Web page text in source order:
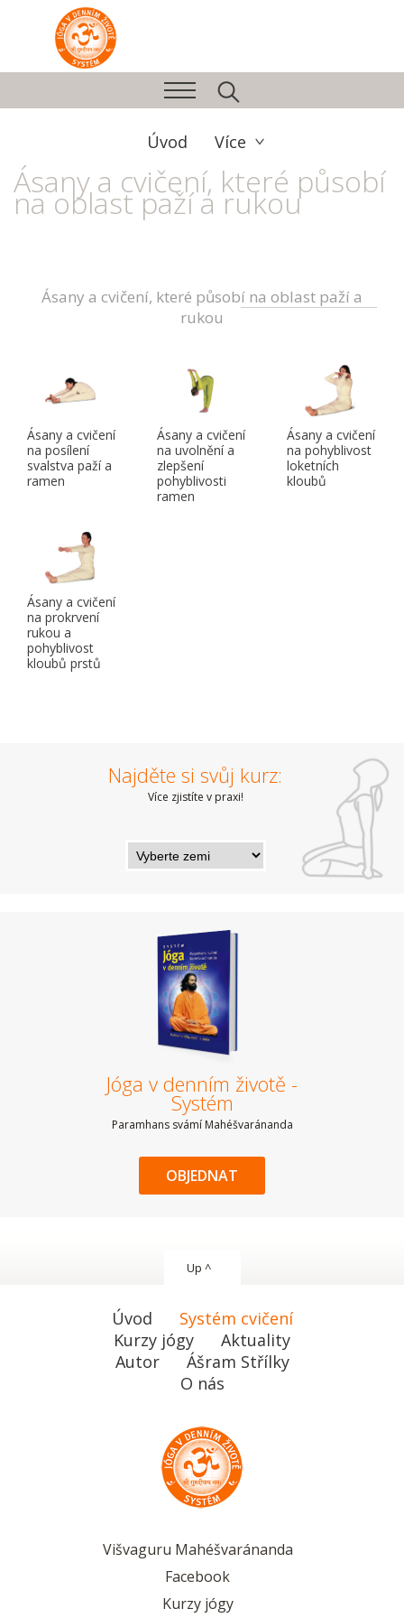
Úvod Více
Ásany a cvičení, které působí
na oblast paží a rukou
Ásany a cvičení, které působí na oblast paží a
rukou
Ásany a cvičení
na posílení
svalstva paží a
ramen
Ásany a cvičení
na uvolnění a
zlepšení
pohyblivosti
ramen
Ásany a cvičení
na pohyblivost
loketních
kloubů
Ásany a cvičení
na prokrvení
rukou a
pohyblivost
kloubů prstů
Najděte si svůj kurz:
Více zjistíte v praxi!
Jóga v denním životě -
Systém
Paramhans svámí Mahéšvaránanda
OBJEDNAT
Up ^
Úvod
Systém cvičení
Kurzy jógy
Aktuality
Autor
Ášram Střílky
O nás
Višvaguru Mahéšvaránanda
Facebook
Kurzy jógy